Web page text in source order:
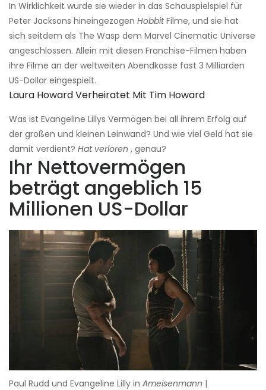
In Wirklichkeit wurde sie wieder in das Schauspielspiel für
Peter Jacksons hineingezogen HobbitFilme, und sie hat
sich seitdem als The Wasp dem Marvel Cinematic Universe
angeschlossen. Allein mit diesen Franchise-Filmen haben
ihre Filme an der weltweiten Abendkasse fast 3 Milliarden
US-Dollar eingespielt.
Laura Howard Verheiratet Mit Tim Howard
Was ist Evangeline Lillys Vermögen bei all ihrem Erfolg auf
der großen und kleinen Leinwand? Und wie viel Geld hat sie
damit verdient? Hat verloren , genau?
Ihr Nettovermögen
beträgt angeblich 15
Millionen US-Dollar
Paul Rudd und Evangeline Lilly in Ameisenmann |